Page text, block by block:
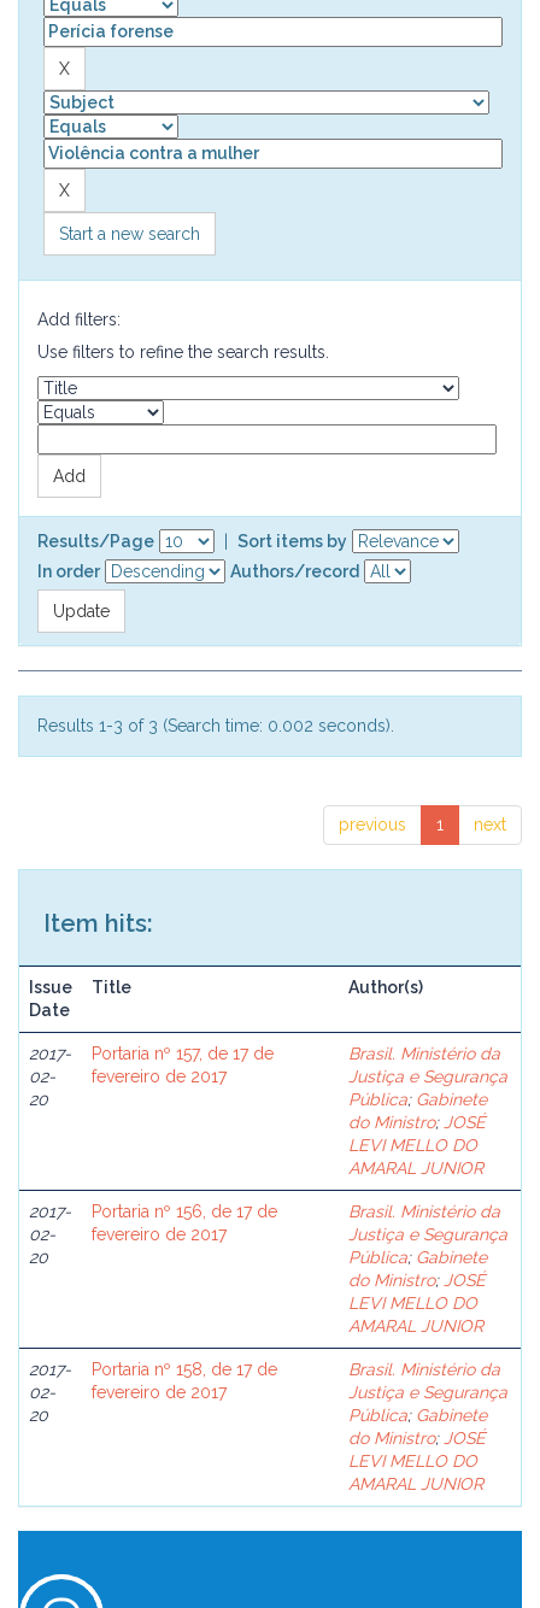
Start a new search
Add filters:
Use filters to refine the search results.
Results/Page
Sort items by
In order
Authors/record
Results 1-3 of 3 (Search time: 0.002 seconds).
previous 1 next
Item hits:
Issue
Date
Title Author(s)
2017-
02-
20
Portaria nº 157, de 17 de
fevereiro de 2017
Brasil. Ministério da
Justiça e Segurança
Pública; Gabinete
do Ministro; JOSÉ
LEVI MELLO DO
AMARAL JUNIOR
2017-
02-
20
Portaria nº 156, de 17 de
fevereiro de 2017
Brasil. Ministério da
Justiça e Segurança
Pública; Gabinete
do Ministro; JOSÉ
LEVI MELLO DO
AMARAL JUNIOR
2017-
02-
20
Portaria nº 158, de 17 de
fevereiro de 2017
Brasil. Ministério da
Justiça e Segurança
Pública; Gabinete
do Ministro; JOSÉ
LEVI MELLO DO
AMARAL JUNIOR